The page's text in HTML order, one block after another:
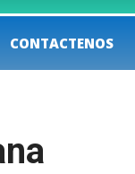
CONTACTENOS